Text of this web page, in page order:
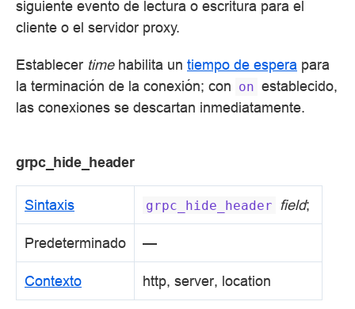
siguiente evento de lectura o escritura para el
cliente o el servidor proxy.
Establecer timehabilita un tiempo de espera para
la terminación de la conexión; con on establecido,
las conexiones se descartan inmediatamente.
grpc_hide_header
Sintaxis grpc_hide_header field;
Predeterminado —
Contexto http, server, location